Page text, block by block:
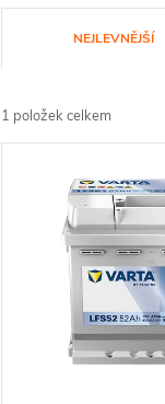
a
z
NEJLEVNĚJŠÍ
1 položek celkem